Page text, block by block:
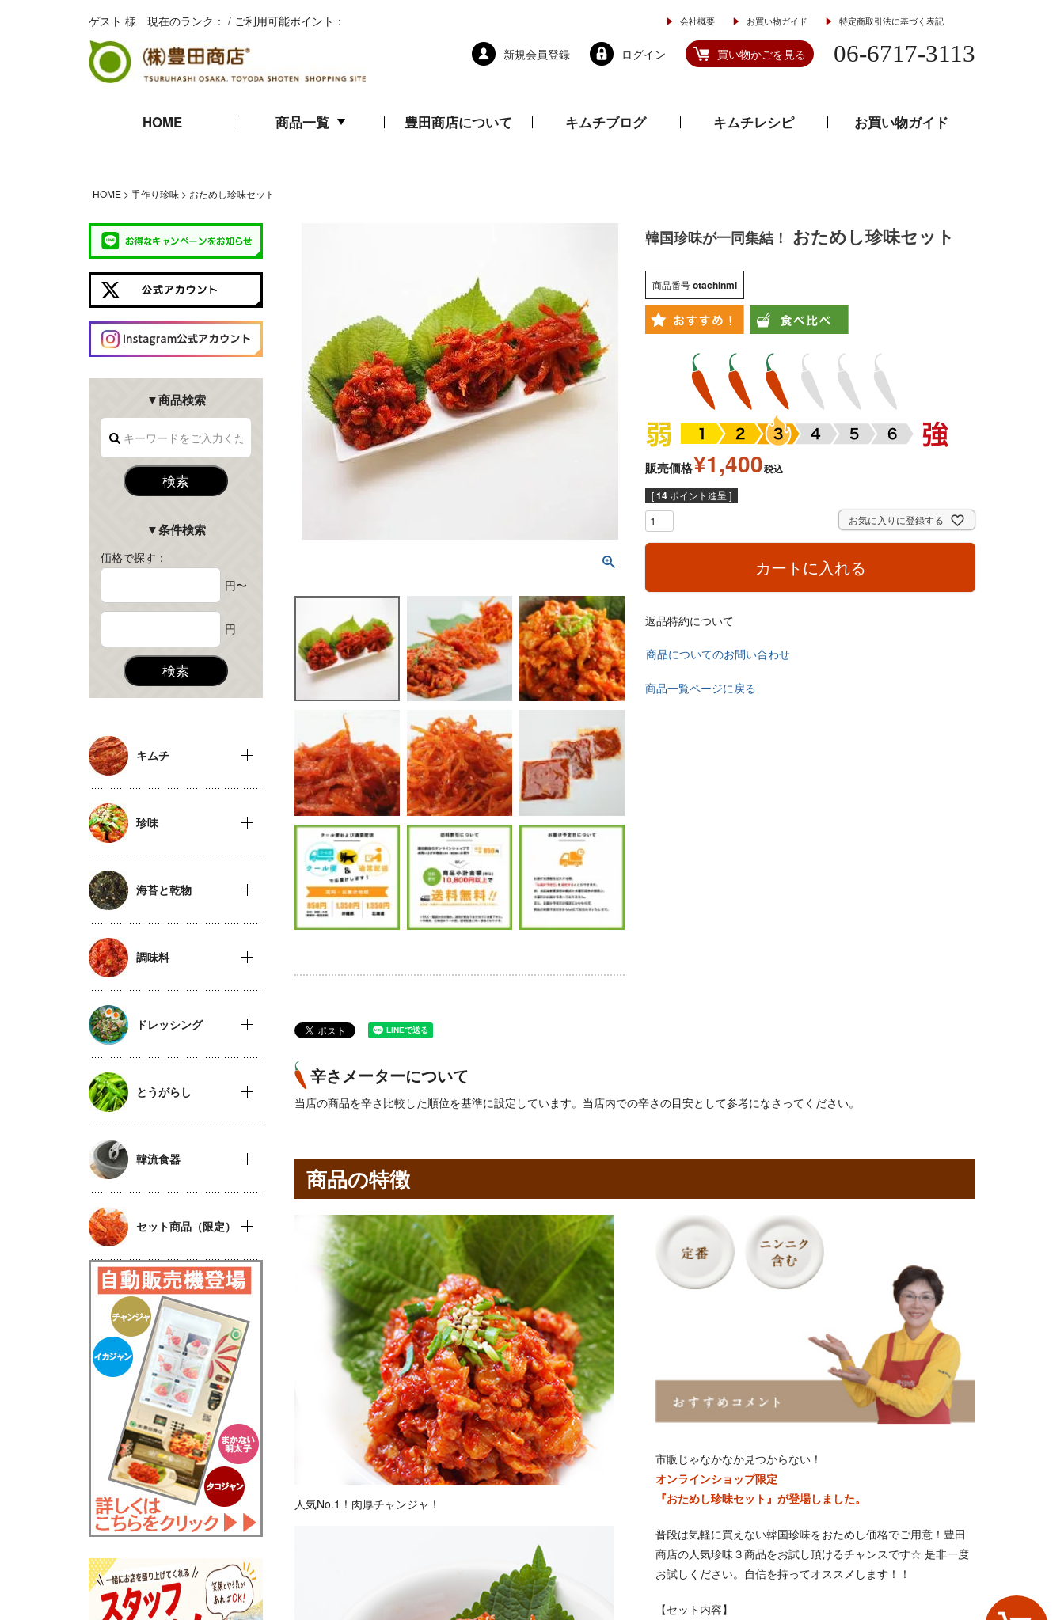
ゲスト 様 現在のランク： / ご利用可能ポイント： 会社概要 お買い物ガイド 特定商取引法に基づく表記
新規会員登録 ログイン 買い物かごを見る 06-6717-3113
HOME 商品一覧 豊田商店について キムチブログ キムチレシピ お買い物ガイド
HOME 手作り珍味 おためし珍味セット
▼商品検索
検索
▼条件検索
価格で探す：
円〜
円
検索
キムチ
珍味
海苔と乾物
調味料
ドレッシング
とうがらし
韓流食器
セット商品（限定）
韓国珍味が一同集結！ おためし珍味セット
商品番号otachinmi
販売価格¥1,400税込
[14 ポイント進呈 ]
お気に入りに登録する
カートに入れる
返品特約について
商品についてのお問い合わせ
商品一覧ページに戻る
辛さメーターについて
当店の商品を辛さ比較した順位を基準に設定しています。当店内での辛さの目安として参考になさってください。
商品の特徴
人気No.1！肉厚チャンジャ！
市販じゃなかなか見つからない！
オンラインショップ限定
『おためし珍味セット』が登場しました。
普段は気軽に買えない韓国珍味をおためし価格でご用意！豊田
商店の人気珍味３商品をお試し頂けるチャンスです☆ 是非一度
お試しください。自信を持ってオススメします！！
【セット内容】